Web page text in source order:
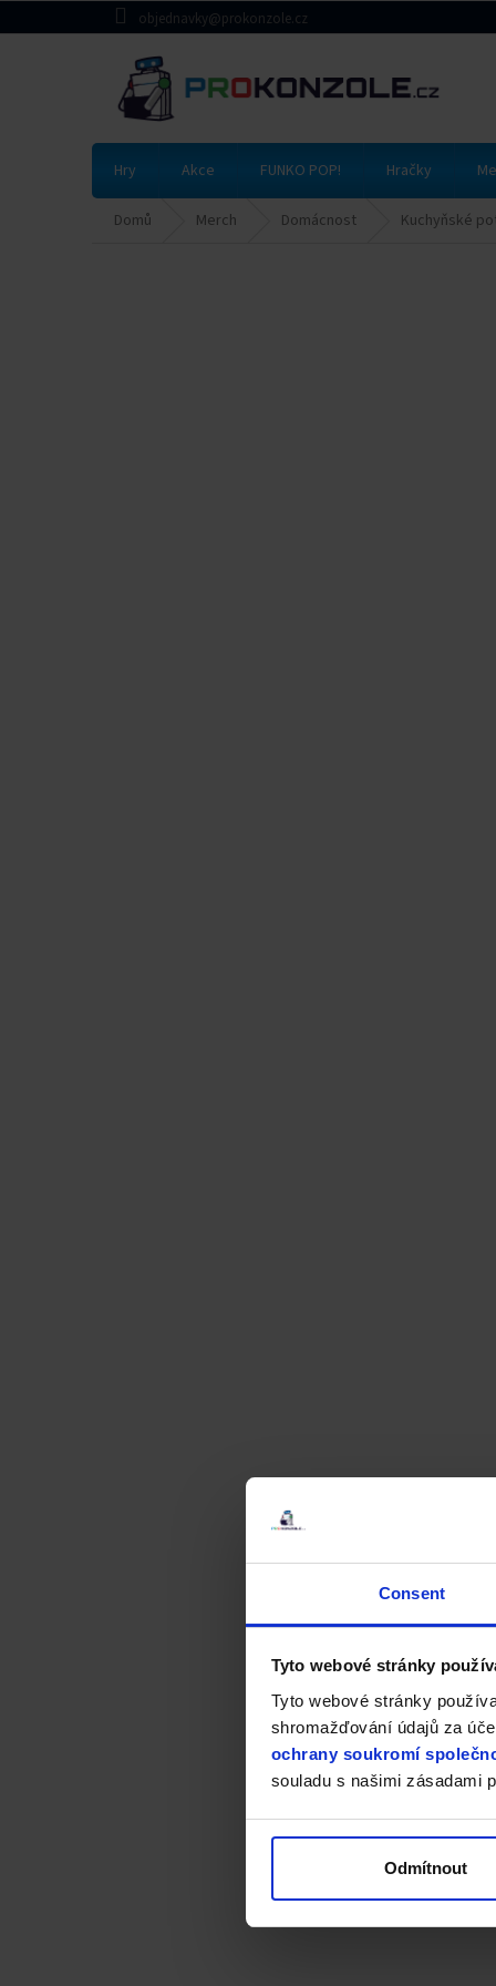
Consent
Tyto webové stránky
Tyto webové stránky
shromažďování údajů za
ochrany soukromí
souladu s našimi zásadami
Odmítnout
na
objednavky@prokonzole.cz
Hry Akce FUNKO POP! Hračky
Domů Merch Domácnost Kuchyňské